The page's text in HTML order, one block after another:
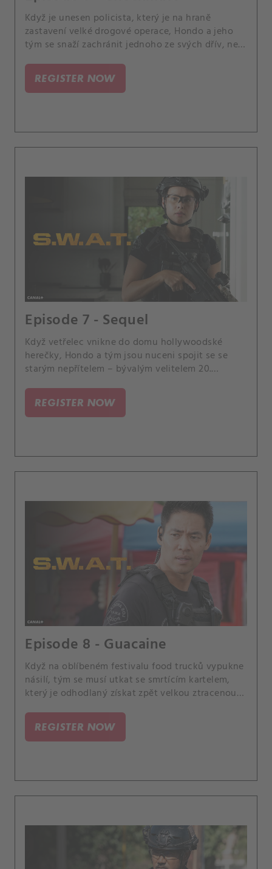
Když je unesen policista, který je na hraně
zastavení velké drogové operace, Hondo a jeho
tým se snaží zachránit jednoho ze svých dřív, než
změnami v Hicksově chování.
REGISTER NOW
Episode 7 - Sequel
Když vetřelec vnikne do domu hollywoodské
herečky, Hondo a tým jsou nuceni spojit se se
starým nepřítelem – bývalým velitelem 20.
nebezpečného zločince, který se nezastaví před
ničím, aby dostal, co chce.
REGISTER NOW
Episode 8 - Guacaine
Když na oblíbeném festivalu food trucků vypukne
násilí, tým se musí utkat se smrtícím kartelem,
který je odhodlaný získat zpět velkou ztracenou
REGISTER NOW